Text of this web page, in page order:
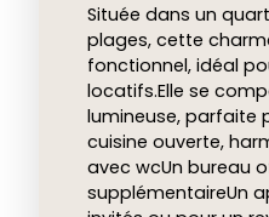
Située dans un
plages, cette
fonctionnel, idéal
locatifs.Elle se
lumineuse, parfaite
cuisine ouverte,
avec wcUn bureau
supplémentaireUn